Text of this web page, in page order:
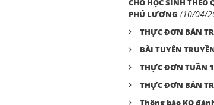
CHO HỌC SINH
PHÚ LƯƠNG (10/04/
THỰC ĐƠN BÁN
BÀI TUYÊN
THỰC ĐƠN TUẦN
THỰC ĐƠN BÁN
Thông báo KQ